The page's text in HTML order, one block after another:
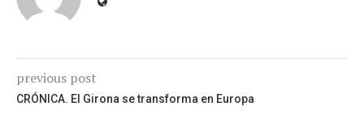
previous post
CRÓNICA. El Girona se transforma en Europa